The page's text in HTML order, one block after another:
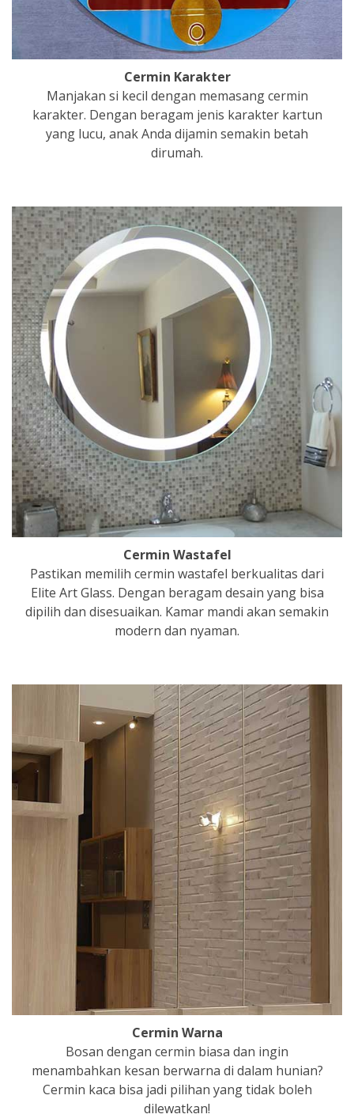
Cermin Karakter
Manjakan si kecil dengan memasang cermin
karakter. Dengan beragam jenis karakter kartun
yang lucu, anak Anda dijamin semakin betah
dirumah.
Cermin Wastafel
Pastikan memilih cermin wastafel berkualitas dari
Elite Art Glass. Dengan beragam desain yang bisa
dipilih dan disesuaikan. Kamar mandi akan semakin
modern dan nyaman.
Cermin Warna
Bosan dengan cermin biasa dan ingin
menambahkan kesan berwarna di dalam hunian?
Cermin kaca bisa jadi pilihan yang tidak boleh
dilewatkan!